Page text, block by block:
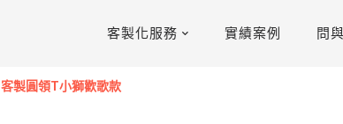
客製化服務 實績案例 問
客製圓領T小獅歡歌款